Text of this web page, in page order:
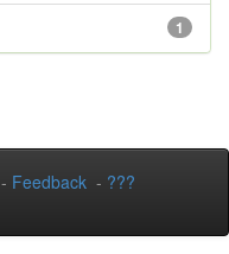
1
- Feedback - ???